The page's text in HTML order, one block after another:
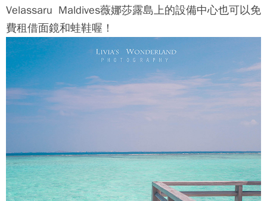
Velassaru Maldives薇娜莎露島上的設備中心也可以免
費租借面鏡和蛙鞋喔！